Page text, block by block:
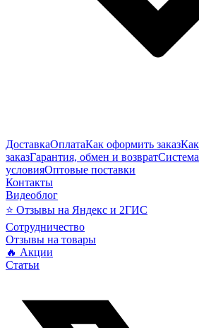
ДоставкаОплатаКак оформить заказ
заказГарантия, обмен и возврат
условияОптовые поставки
Контакты
Видеоблог
⭐ Отзывы на Яндекс и 2ГИС
Сотрудничество
Отзывы на товары
🔥 Акции
Статьи